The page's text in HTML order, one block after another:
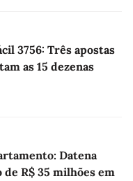
3756: Três apostas
as 15 dezenas
Datena
R$ 35 milhões em